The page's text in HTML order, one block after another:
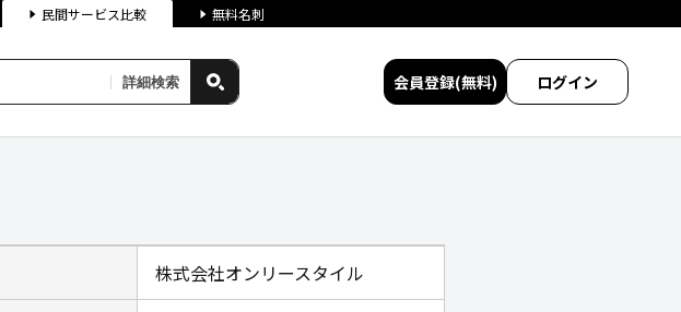
民間サービス比較 無料名刺
詳細検索 会員登録(無料) ログイン
株式会社オンリースタイル